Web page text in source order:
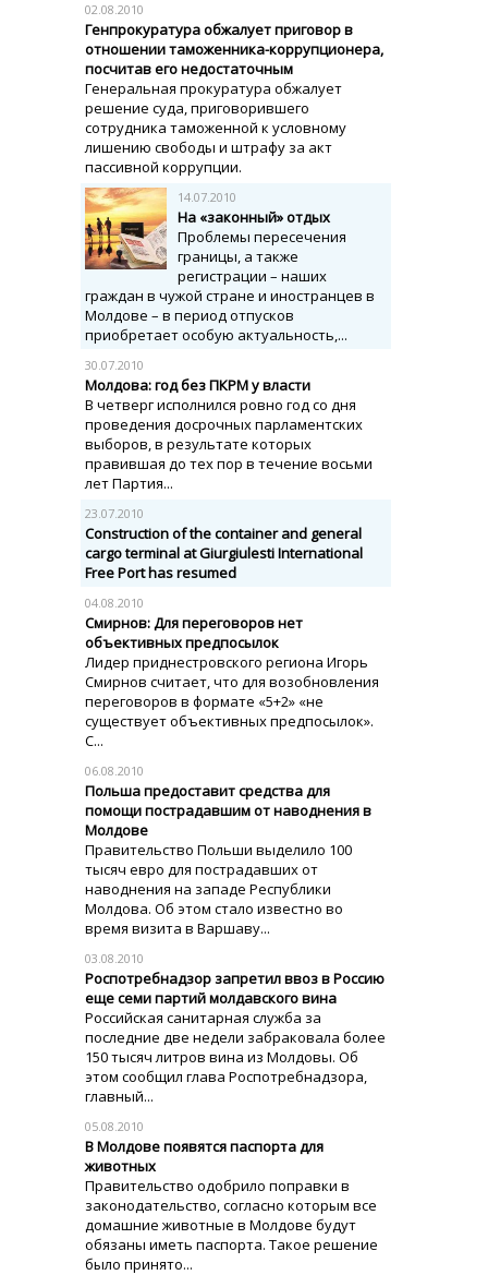
02.08.2010
Генпрокуратура обжалует приговор в
отношении таможенника-коррупционера,
посчитав его недостаточным
Генеральная прокуратура обжалует
решение суда, приговорившего
сотрудника таможенной к условному
лишению свободы и штрафу за акт
пассивной коррупции.
14.07.2010
На «законный» отдых
Проблемы пересечения
границы, а также
регистрации – наших
граждан в чужой стране и иностранцев в
Молдове – в период отпусков
приобретает особую актуальность,...
30.07.2010
Молдова: год без ПКРМ у власти
В четверг исполнился ровно год со дня
проведения досрочных парламентских
выборов, в результате которых
правившая до тех пор в течение восьми
лет Партия...
23.07.2010
Construction of the container and general
cargo terminal at Giurgiulesti International
Free Port has resumed
04.08.2010
Смирнов: Для переговоров нет
объективных предпосылок
Лидер приднестровского региона Игорь
Смирнов считает, что для возобновления
переговоров в формате «5+2» «не
существует объективных предпосылок».
С...
06.08.2010
Польша предоставит средства для
помощи пострадавшим от наводнения в
Молдове
Правительство Польши выделило 100
тысяч евро для пострадавших от
наводнения на западе Республики
Молдова. Об этом стало известно во
время визита в Варшаву...
03.08.2010
Роспотребнадзор запретил ввоз в Россию
еще семи партий молдавского вина
Российская санитарная служба за
последние две недели забраковала более
150 тысяч литров вина из Молдовы. Об
этом сообщил глава Роспотребнадзора,
главный...
05.08.2010
В Молдове появятся паспорта для
животных
Правительство одобрило поправки в
законодательство, согласно которым все
домашние животные в Молдове будут
обязаны иметь паспорта. Такое решение
было принято...